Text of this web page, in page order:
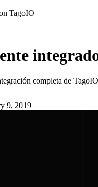
TagoIO
completa de
9, 2019